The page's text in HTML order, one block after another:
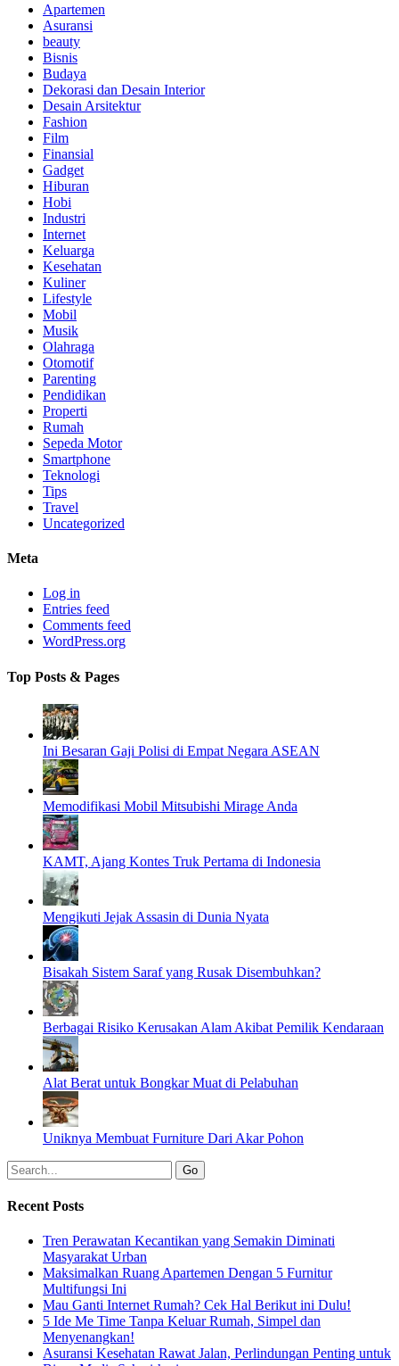
Apartemen
Asuransi
beauty
Bisnis
Budaya
Dekorasi dan Desain Interior
Desain Arsitektur
Fashion
Film
Finansial
Gadget
Hiburan
Hobi
Industri
Internet
Keluarga
Kesehatan
Kuliner
Lifestyle
Mobil
Musik
Olahraga
Otomotif
Parenting
Pendidikan
Properti
Rumah
Sepeda Motor
Smartphone
Teknologi
Tips
Travel
Uncategorized
Meta
Log in
Entries feed
Comments feed
WordPress.org
Top Posts & Pages
Ini Besaran Gaji Polisi di Empat Negara ASEAN
Memodifikasi Mobil Mitsubishi Mirage Anda
KAMT, Ajang Kontes Truk Pertama di Indonesia
Mengikuti Jejak Assasin di Dunia Nyata
Bisakah Sistem Saraf yang Rusak Disembuhkan?
Berbagai Risiko Kerusakan Alam Akibat Pemilik Kendaraan
Alat Berat untuk Bongkar Muat di Pelabuhan
Uniknya Membuat Furniture Dari Akar Pohon
Recent Posts
Tren Perawatan Kecantikan yang Semakin Diminati
Masyarakat Urban
Maksimalkan Ruang Apartemen Dengan 5 Furnitur
Multifungsi Ini
Mau Ganti Internet Rumah? Cek Hal Berikut ini Dulu!
5 Ide Me Time Tanpa Keluar Rumah, Simpel dan
Menyenangkan!
Asuransi Kesehatan Rawat Jalan, Perlindungan Penting untuk